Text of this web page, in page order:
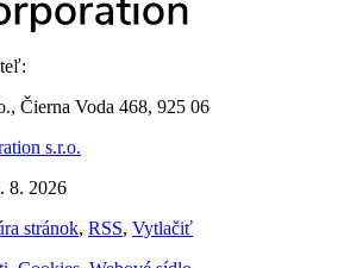
Čierna Voda 468, 925 06
s.r.o.
8. 2026
stránok, RSS, Vytlačiť